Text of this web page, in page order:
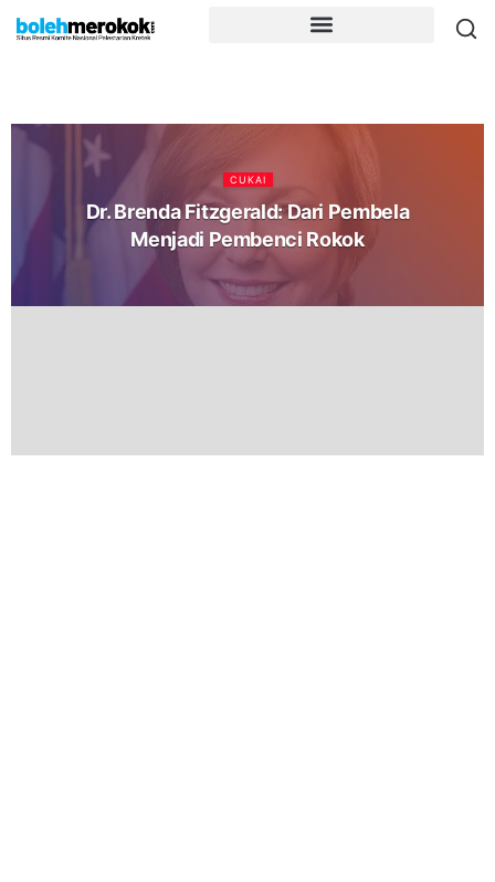
CUKAI
Dr. Brenda Fitzgerald: Dari Pembela
Menjadi Pembenci Rokok